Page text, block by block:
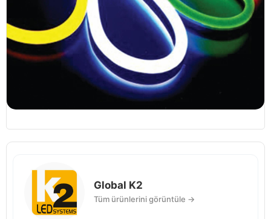
Global K2
Tüm ürünlerini görüntüle →